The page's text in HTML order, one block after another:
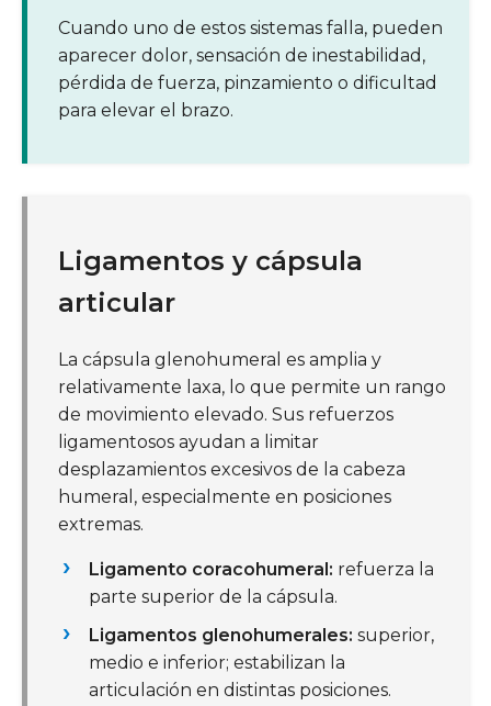
Cuando uno de estos sistemas falla, pueden
aparecer dolor, sensación de inestabilidad,
pérdida de fuerza, pinzamiento o dificultad
para elevar el brazo.
Ligamentos y cápsula
articular
La cápsula glenohumeral es amplia y
relativamente laxa, lo que permite un rango
de movimiento elevado. Sus refuerzos
ligamentosos ayudan a limitar
desplazamientos excesivos de la cabeza
humeral, especialmente en posiciones
extremas.
Ligamento coracohumeral: refuerza la
parte superior de la cápsula.
Ligamentos glenohumerales: superior,
medio e inferior; estabilizan la
articulación en distintas posiciones.